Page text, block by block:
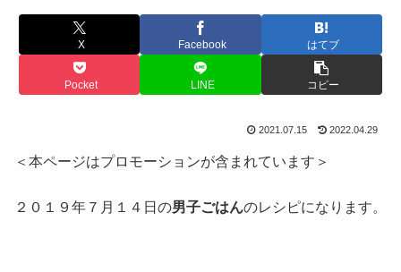
X Facebook はてブ
Pocket LINE コピー
2021.07.15 2022.04.29
＜本ページはプロモーションが含まれています＞
２０１９年７月１４日の男子ごはんのレシピになります。